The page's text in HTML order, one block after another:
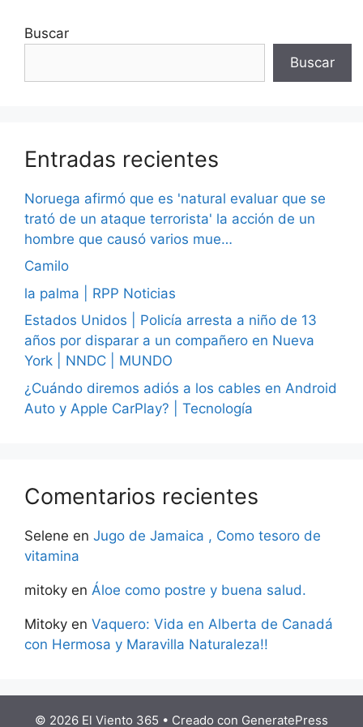
Buscar
Buscar
Entradas recientes
Noruega afirmó que es 'natural evaluar que se
trató de un ataque terrorista' la acción de un
hombre que causó varios mue…
Camilo
la palma | RPP Noticias
Estados Unidos | Policía arresta a niño de 13
años por disparar a un compañero en Nueva
York | NNDC | MUNDO
¿Cuándo diremos adiós a los cables en Android
Auto y Apple CarPlay? | Tecnología
Comentarios recientes
Selene en Jugo de Jamaica , Como tesoro de
vitamina
mitoky en Áloe como postre y buena salud.
Mitoky en Vaquero: Vida en Alberta de Canadá
con Hermosa y Maravilla Naturaleza!!
© 2026 El Viento 365 • Creado con GeneratePress